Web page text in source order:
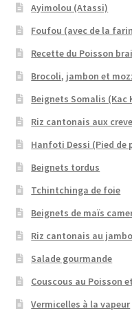
Ayimolou (Atassi)
Foufou (avec de la
Recette du Poisson
Brocoli, jambon et
Beignets Somalis (Kac
Riz cantonais aux
Hanfoti Dessi (Pied de
Beignets tordus
Tchintchinga de foie
Beignets de maïs
Riz cantonais au
Salade gourmande
Couscous au Poisson
Vermicelles à la vapeur